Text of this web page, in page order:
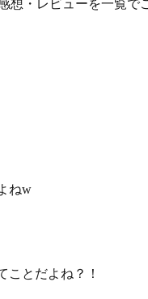
想・レビューを一覧
ねw
ことだよね？！